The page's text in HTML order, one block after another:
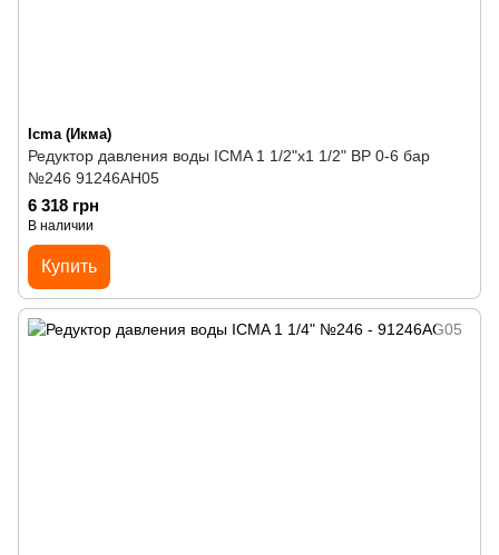
Icma (Икма)
Редуктор давления воды ICMA 1 1/2"х1 1/2" ВР 0-6 бар
№246 91246AH05
6 318 грн
В наличии
Купить